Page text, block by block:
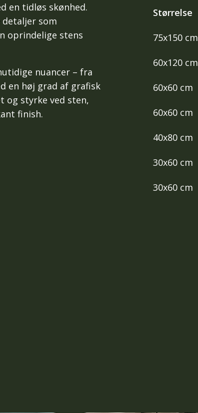
en tidløs skønhed.
som
oprindelige stens
nuancer – fra
en høj grad af grafisk
og styrke ved sten,
finish.
Størrelse
75x150 cm
60x120 cm
60x60 cm
60x60 cm
40x80 cm
30x60 cm
30x60 cm